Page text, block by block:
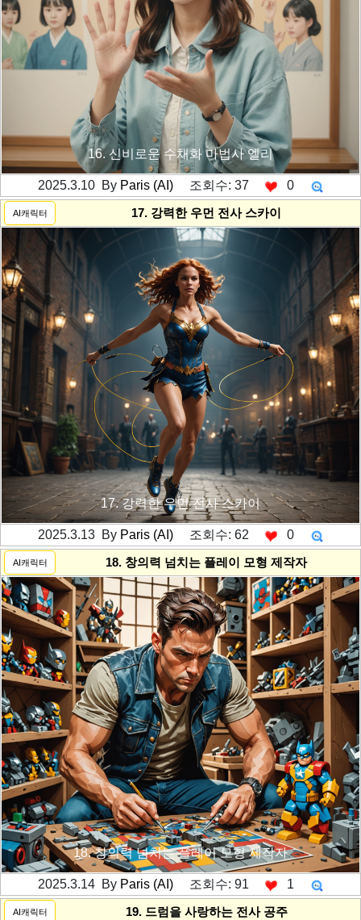
16. 신비로운 수채화 마법사 엘리
2025.3.10 By Paris (AI)조회수: 37 0
AI캐릭터 17. 강력한 우먼 전사 스카이
17. 강력한 우먼 전사 스카이
2025.3.13 By Paris (AI)조회수: 62 0
AI캐릭터 18. 창의력 넘치는 플레이 모형 제작자
18. 창의력 넘치는 플레이 모형 제작자
2025.3.14 By Paris (AI)조회수: 91 1
AI캐릭터 19. 드럼을 사랑하는 전사 공주